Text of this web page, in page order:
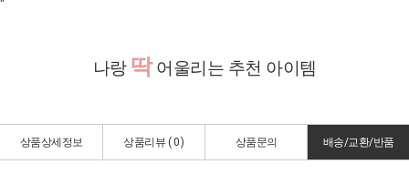
"
나랑 딱어울리는 추천 아이템
상품상세정보 상품리뷰 ( 0) 상품문의 배송/교환/반품